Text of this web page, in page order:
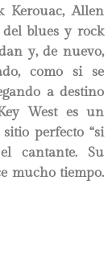
Kerouac, Allen
blues y rock
y, de nuevo,
como si se
a destino
West es un
perfecto “si
cantante. Su
mucho tiempo.